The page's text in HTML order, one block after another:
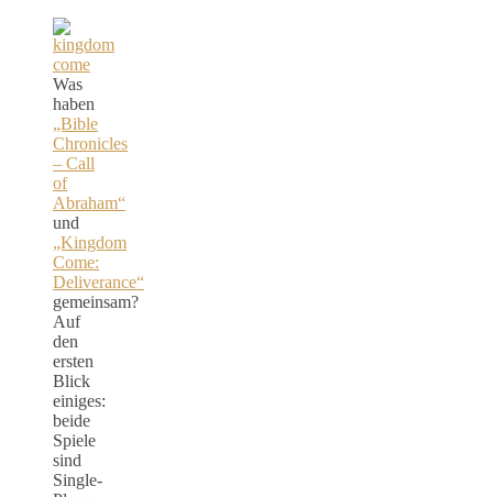
Was
haben
„Bible
Chronicles
– Call
of
Abraham“
und
„Kingdom
Come:
Deliverance“
gemeinsam?
Auf
den
ersten
Blick
einiges:
beide
Spiele
sind
Single-